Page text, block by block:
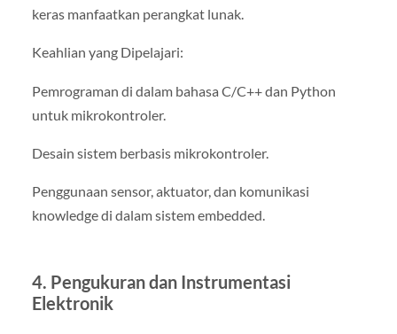
keras manfaatkan perangkat lunak.
Keahlian yang Dipelajari:
Pemrograman di dalam bahasa C/C++ dan Python
untuk mikrokontroler.
Desain sistem berbasis mikrokontroler.
Penggunaan sensor, aktuator, dan komunikasi
knowledge di dalam sistem embedded.
4. Pengukuran dan Instrumentasi
Elektronik